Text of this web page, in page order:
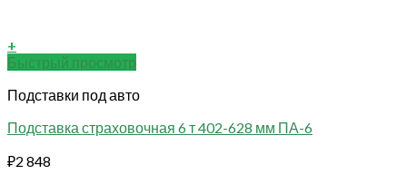
+
Быстрый просмотр
Подставки под авто
Подставка страховочная 6 т 402-628 мм ПА-6
₽2 848